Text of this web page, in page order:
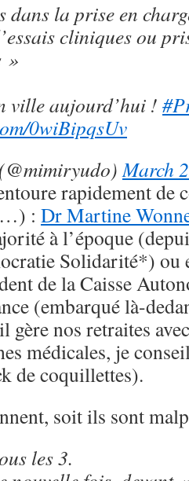
dans la prise en
cliniques ou
»
ville aujourd’hui !
0wiBipqsUv
March
rapidement de
: Dr Martine
à l’époque
Solidarité*)
de la Caisse
(embarqué là-
gère nos retraites
médicales, je
de coquillettes).
soit ils sont
les 3.